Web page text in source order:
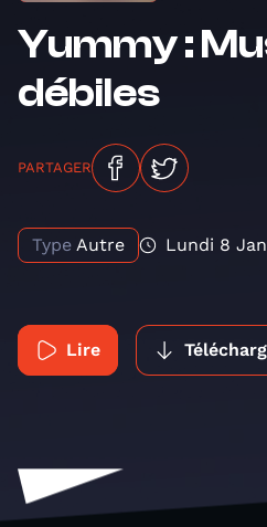
Yummy :
débiles
PARTAGER
Type Autre Lundi 8
Lire